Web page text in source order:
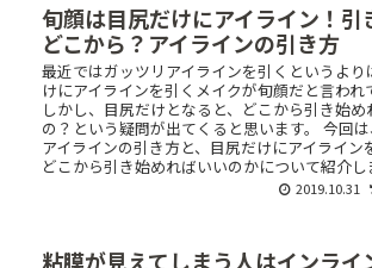
旬顔は目尻だけにアイライン！引
どこから？アイラインの引き方
最近ではガッツリアイラインを引くというより
けにアイラインを引くメイクが旬顔だと言われ
しかし、目尻だけとなると、どこから引き始め
の？という疑問が出てくると思います。 今回
アイラインの引き方と、目尻だけにアイライン
どこから引き始めればいいのかについて紹介し
2019.10.31
粘膜が見えてしまう人はインライ